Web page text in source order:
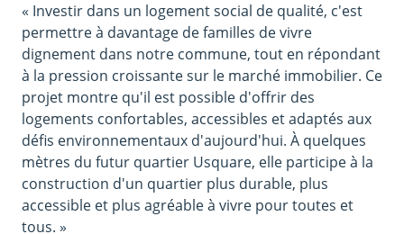
« Investir dans un logement social de qualité, c'est
permettre à davantage de familles de vivre
dignement dans notre commune, tout en répondant
à la pression croissante sur le marché immobilier. Ce
projet montre qu'il est possible d'offrir des
logements confortables, accessibles et adaptés aux
défis environnementaux d'aujourd'hui. À quelques
mètres du futur quartier Usquare, elle participe à la
construction d'un quartier plus durable, plus
accessible et plus agréable à vivre pour toutes et
tous. »